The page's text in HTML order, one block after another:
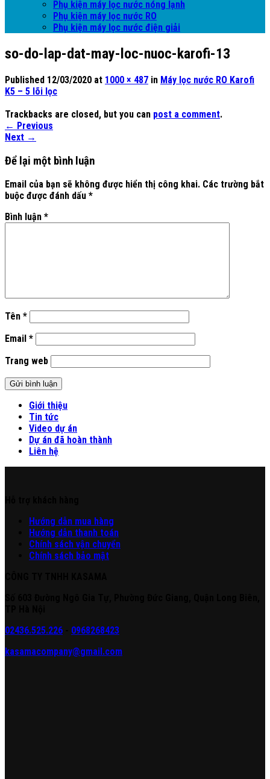
Phụ kiện máy lọc nước nóng lạnh
Phụ kiện máy lọc nước RO
Phụ kiện máy lọc nước điện giải
so-do-lap-dat-may-loc-nuoc-karofi-13
Published 12/03/2020 at 1000 × 487 in Máy lọc nước RO Karofi
K5 – 5 lõi lọc
Trackbacks are closed, but you can post a comment.
← Previous
Next →
Để lại một bình luận
Email của bạn sẽ không được hiển thị công khai. Các trường bắt
buộc được đánh dấu *
Bình luận *
Tên *
Email *
Trang web
Giới thiệu
Tin tức
Video dự án
Dự án đã hoàn thành
Liên hệ
Hướng dẫn mua hàng
Hướng dẫn thanh toán
Chính sách vận chuyển
Chính sách bảo mật
02436.525.226
0968268423
kasamacompany@gmail.com